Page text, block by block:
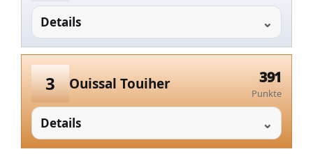
Details
3 Ouissal Touiher 391
Punkte
Details